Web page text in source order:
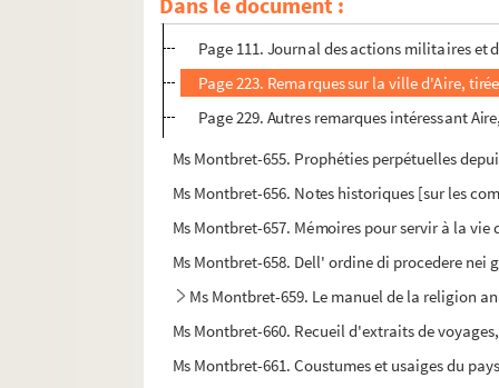
Page 69. Histoire de la susception du chef
Page 111. Journal des actions militaires et
Page 223. Remarques sur la ville d'Aire,
Page 229. Autres remarques intéressant
Ms Montbret-655. Prophéties perpétuelles
Ms Montbret-656. Notes historiques [sur les
Ms Montbret-657. Mémoires pour servir à la
Ms Montbret-658. Dell' ordine di procedere
Ms Montbret-659. Le manuel de la religion
Ms Montbret-660. Recueil d'extraits de
Ms Montbret-661. Coustumes et usaiges du